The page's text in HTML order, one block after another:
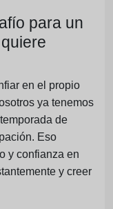
para un
en el propio
ya tenemos
de
Eso
y confianza en
y creer